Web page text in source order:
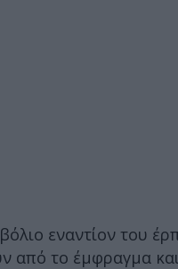
εναντίον του
από το έμφραγμα